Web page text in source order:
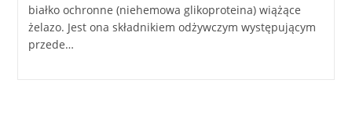
białko ochronne (niehemowa glikoproteina) wiążące
żelazo. Jest ona składnikiem odżywczym występującym
przede…